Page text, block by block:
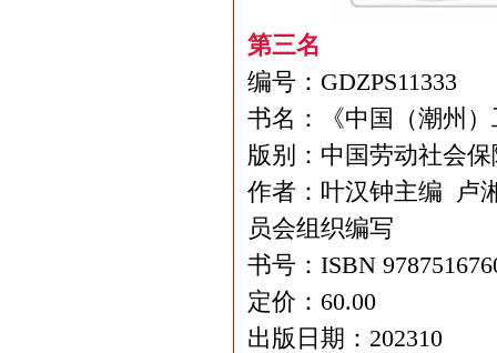
第三名
编号：GDZPS11333
书名：《中国（潮州
版别：中国劳动社会
作者：叶汉钟主编 卢
员会组织编写
书号：ISBN
定价：60.00
出版日期：202310